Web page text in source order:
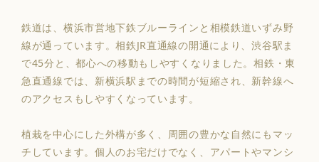
鉄道は、横浜市営地下鉄ブルーラインと相模鉄道いずみ野
線が通っています。相鉄JR直通線の開通により、渋谷駅ま
で45分と、都心への移動もしやすくなりました。相鉄・東
急直通線では、新横浜駅までの時間が短縮され、新幹線へ
のアクセスもしやすくなっています。
植栽を中心にした外構が多く、周囲の豊かな自然にもマッ
チしています。個人のお宅だけでなく、アパートやマンシ